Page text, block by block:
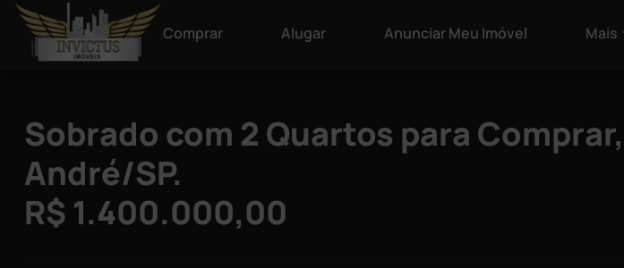
Comprar Alugar Anunciar Meu Imóvel Mais
Sobrado com 2 Quartos para
André/SP.
R$ 1.400.000,00